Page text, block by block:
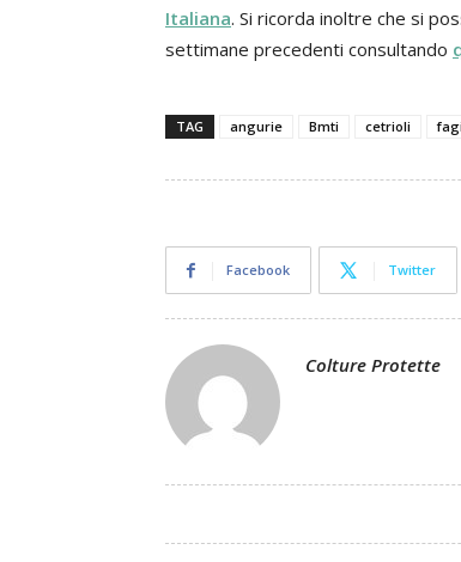
Italiana. Si ricorda inoltre che si
settimane precedenti consultando
TAG angurie Bmti cetrioli
Facebook Twitter
Colture Protette